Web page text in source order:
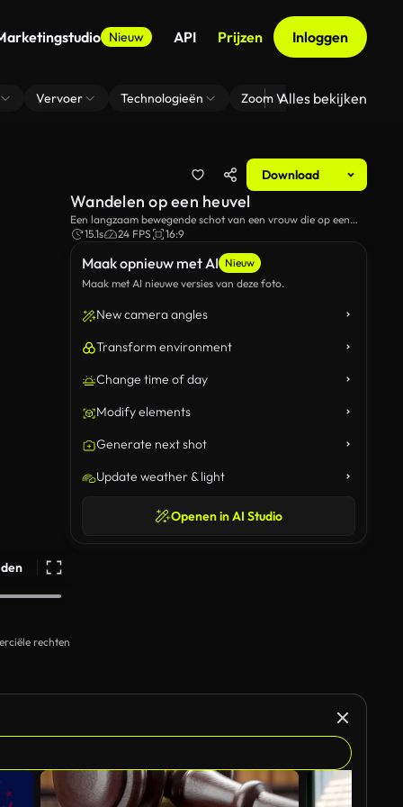
Nieuw API Prijzen Inloggen
Vervoer Technologieën Zoom Virtuele
Alles bekijken
Download
rechten
Maak opnieuw met AI Nieuw
Maak met AI nieuwe versies van deze foto.
New camera angles
Transform environment
Change time of day
Modify elements
Generate next shot
Update weather & light
Openen in AI Studio
Wandelen op een heuvel
Een langzaam bewegende schot van een vrouw die op een
heuvel loopt.
15.1s 24 FPS 16:9